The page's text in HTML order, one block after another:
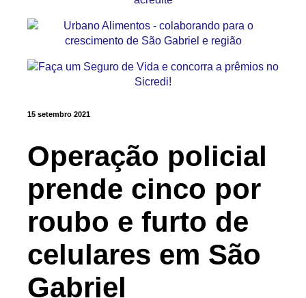
15 setembro 2021
Operação policial
prende cinco por
roubo e furto de
celulares em São
Gabriel